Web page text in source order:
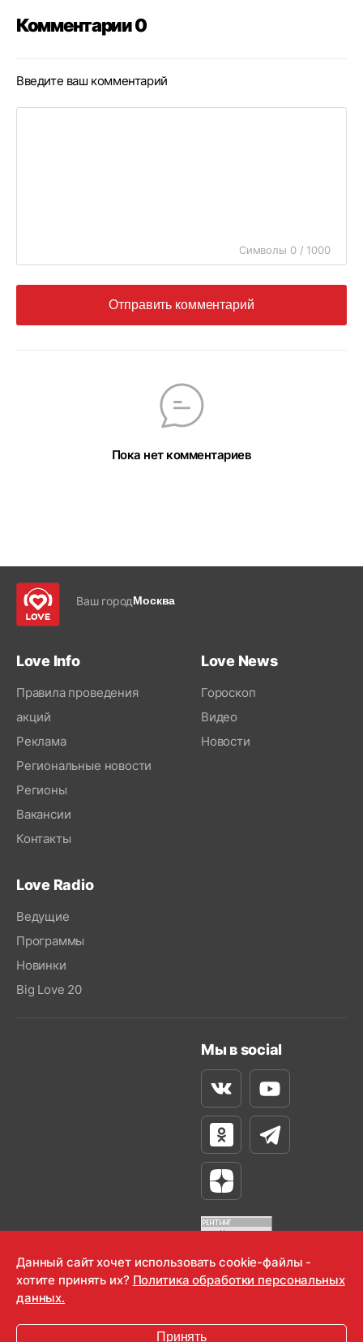
Комментарии 0
Введите ваш комментарий
Символы 0 / 1000
Отправить комментарий
Пока нет комментариев
Ваш городМосква
Love Info
Правила проведения
акций
Реклама
Региональные новости
Регионы
Вакансии
Контакты
Love News
Гороскоп
Видео
Новости
Love Radio
Ведущие
Программы
Новинки
Big Love 20
Мы в social
ВконтактеYoutube
Одноклассники
Телеграм
Яндекс Дзен
OOO "Радио-Любовь" 2000-2026
Данный сайт хочет использовать cookie-файлы -
хотите принять их? Политика обработки персональных
данных.
Принять